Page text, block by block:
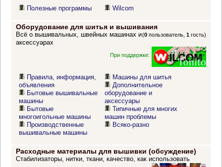
Полезные программы Wilcom
Оборудование для шитья и вышивания
(0 пользователь,1 гость)
Всё о вышивальных, швейных машинах и
аксессуарах
При поддержке:
Правила, информация,
объявления
Бытовые вышивальные
машины
Бытовые
многоигольные машины
Производственные
вышивальные машины
Машины для шитья
Дополнительное
оборудование и
аксессуары
Типичные для многих
машин проблемы
Всяко-разно
Расходные материалы для вышивки (обсуждение)
Стабилизаторы, нитки, ткани, качество, как использовать